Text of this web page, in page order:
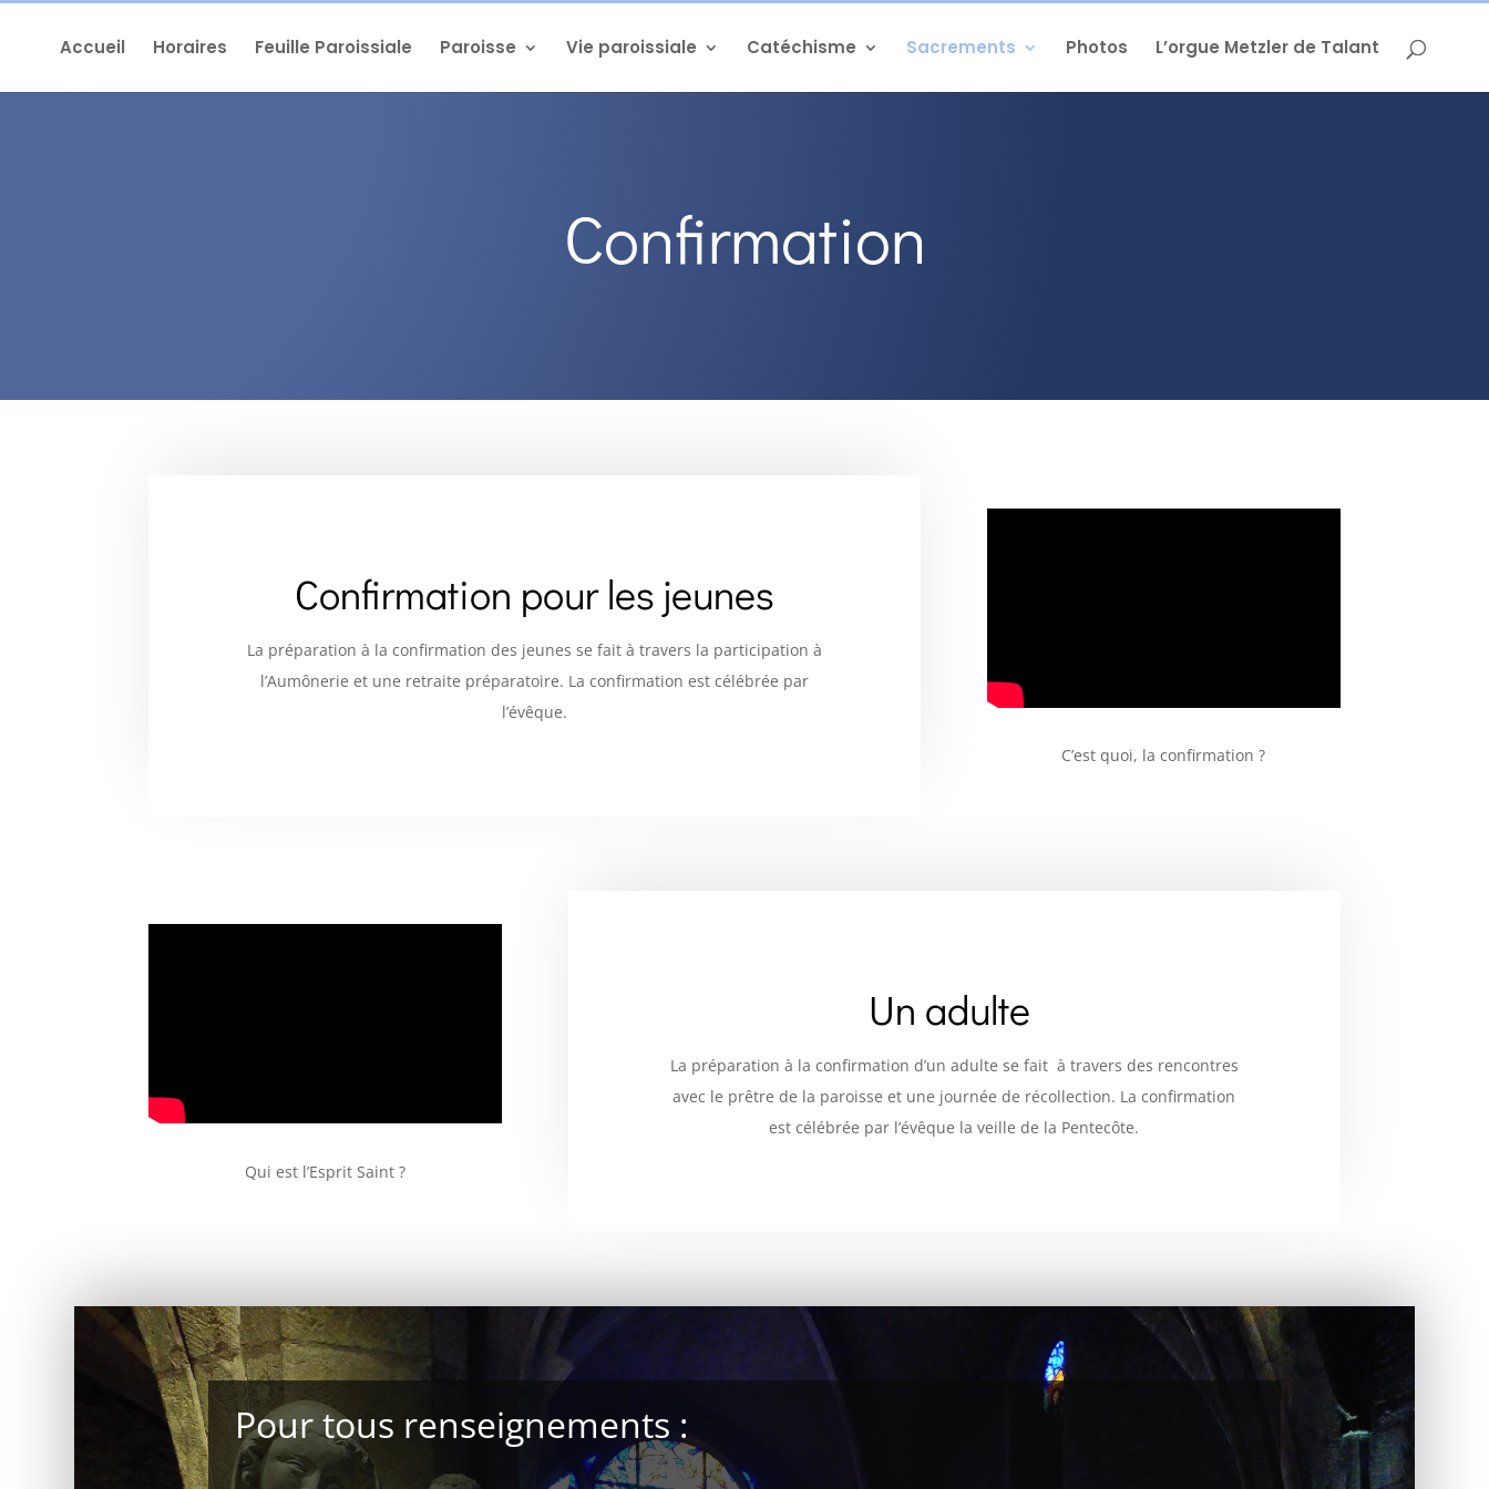
Accueil Horaires Feuille Paroissiale Paroisse Vie paroissiale Catéchisme Sacrements Photos L’orgue Metzler de Talant
Confirmation
Confirmation pour les jeunes
La préparation à la confirmation des jeunes se fait à travers la participation à
l’Aumônerie et une retraite préparatoire. La confirmation est célébrée par
l’évêque.
C’est quoi, la confirmation ?
Qui est l’Esprit Saint ?
Un adulte
La préparation à la confirmation d’un adulte se fait à travers des rencontres
avec le prêtre de la paroisse et une journée de récollection. La confirmation
est célébrée par l’évêque la veille de la Pentecôte.
Pour tous renseignements :